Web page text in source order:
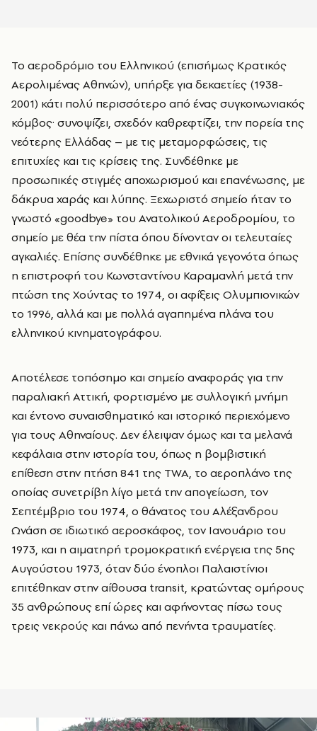
Το αεροδρόμιο του Ελληνικού (επισήμως Κρατικός
Αερολιμένας Αθηνών), υπήρξε για δεκαετίες (1938-
2001) κάτι πολύ περισσότερο από ένας συγκοινωνιακός
κόμβος· συνοψίζει, σχεδόν καθρεφτίζει, την πορεία της
νεότερης Ελλάδας – με τις μεταμορφώσεις, τις
επιτυχίες και τις κρίσεις της. Συνδέθηκε με
προσωπικές στιγμές αποχωρισμού και επανένωσης, με
δάκρυα χαράς και λύπης. Ξεχωριστό σημείο ήταν το
γνωστό «goodbye» του Ανατολικού Αεροδρομίου, το
σημείο με θέα την πίστα όπου δίνονταν οι τελευταίες
αγκαλιές. Επίσηςσυνδέθηκε με εθνικά γεγονότα όπως
η επιστροφή του Κωνσταντίνου Καραμανλή μετά την
πτώση της Χούντας το 1974, οι αφίξεις Ολυμπιονικών
το 1996, αλλά και με πολλά αγαπημένα πλάνα του
ελληνικού κινηματογράφου.
Αποτέλεσε τοπόσημο και σημείο αναφοράς για την
παραλιακή Αττική, φορτισμένο με συλλογική μνήμη
και έντονο συναισθηματικό και ιστορικό περιεχόμενο
για τους Αθηναίους. Δεν έλειψαν όμως και τα μελανά
κεφάλαια στην ιστορία του, όπως η βομβιστική
επίθεση στην πτήση 841 της TWA, το αεροπλάνο της
οποίας συνετρίβη λίγο μετά την απογείωση, τον
Σεπτέμβριο του 1974, ο θάνατος του Αλέξανδρου
Ωνάση σε ιδιωτικό αεροσκάφος, τον Ιανουάριο του
1973, και η αιματηρή τρομοκρατική ενέργεια της 5ης
Αυγούστου 1973, όταν δύο ένοπλοι Παλαιστίνιοι
επιτέθηκαν στην αίθουσα transit, κρατώντας ομήρους
35 ανθρώπους επί ώρες και αφήνοντας πίσω τους
τρεις νεκρούς και πάνω από πενήντα τραυματίες.